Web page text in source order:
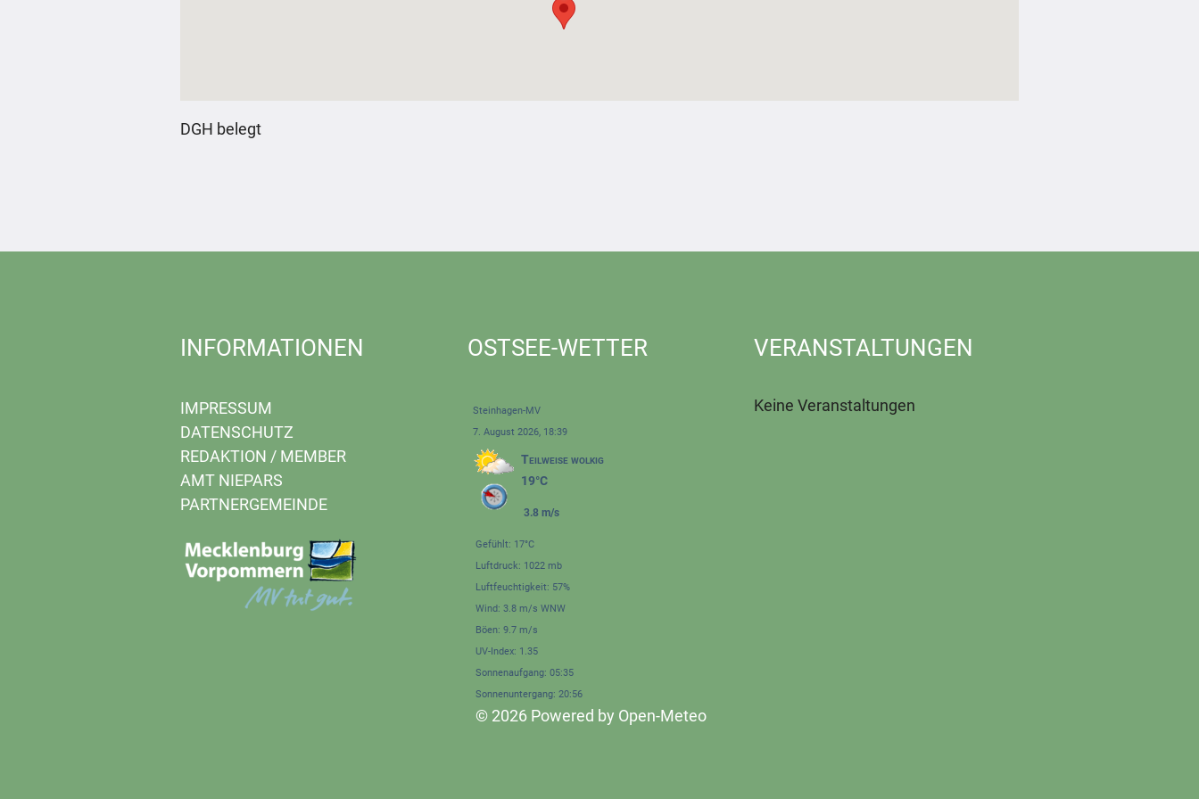
DGH belegt
INFORMATIONEN
IMPRESSUM
DATENSCHUTZ
REDAKTION / MEMBER
AMT NIEPARS
PARTNERGEMEINDE
OSTSEE-WETTER
Steinhagen-MV
7. August 2026, 18:39
Teilweise wolkig
19°C
3.8 m/s
Gefühlt: 17°C
Luftdruck: 1022 mb
Luftfeuchtigkeit: 57%
Wind: 3.8 m/s WNW
Böen: 9.7 m/s
UV-Index: 1.35
Sonnenaufgang: 05:35
Sonnenuntergang: 20:56
© 2026 Powered by Open-Meteo
VERANSTALTUNGEN
Keine Veranstaltungen